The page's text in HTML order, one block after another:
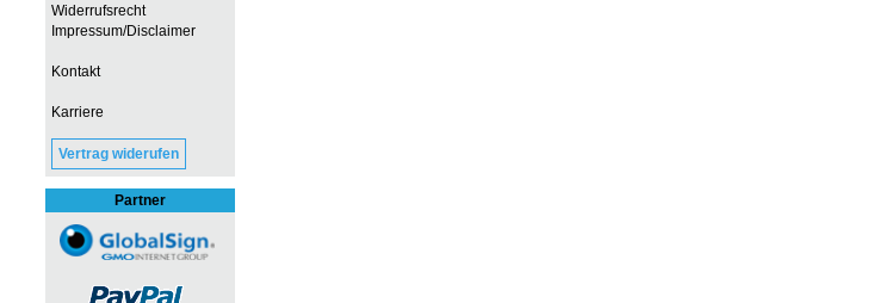
Widerrufsrecht
Impressum/Disclaimer
Kontakt
Karriere
Vertrag widerufen
Partner